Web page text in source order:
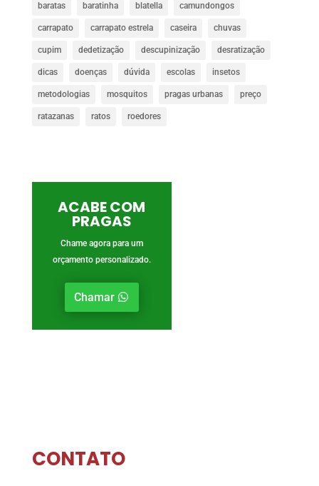
baratas baratinha blatella camundongos
carrapato carrapato estrela caseira chuvas
cupim dedetização descupinização desratização
dicas doenças dúvida escolas insetos
metodologias mosquitos pragas urbanas preço
ratazanas ratos roedores
ACABE COM
PRAGAS
Chame agora para um
orçamento personalizado.
Chamar
CONTATO